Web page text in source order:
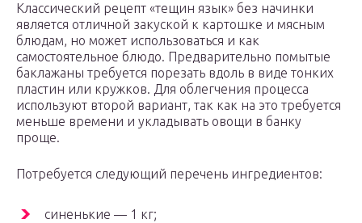
Классический рецепт «тещин язык» без начинки
является отличной закуской к картошке и мясным
блюдам, но может использоваться и как
самостоятельное блюдо. Предварительно помытые
баклажаны требуется порезать вдоль в виде тонких
пластин или кружков. Для облегчения процесса
используют второй вариант, так как на это требуется
меньше времени и укладывать овощи в банку
проще.
Потребуется следующий перечень ингредиентов:
синенькие — 1 кг;